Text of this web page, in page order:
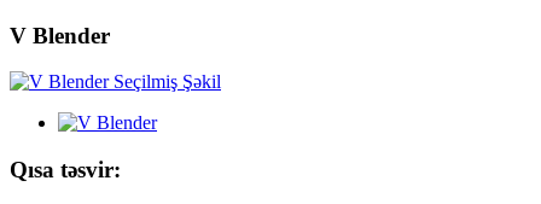
V Blender
Qısa təsvir: